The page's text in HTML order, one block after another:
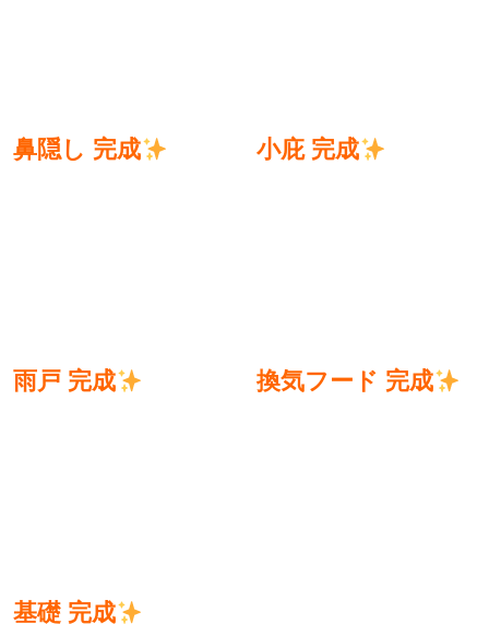
鼻隠し 完成 小庇 完成
雨戸 完成 換気フード 完成
基礎 完成